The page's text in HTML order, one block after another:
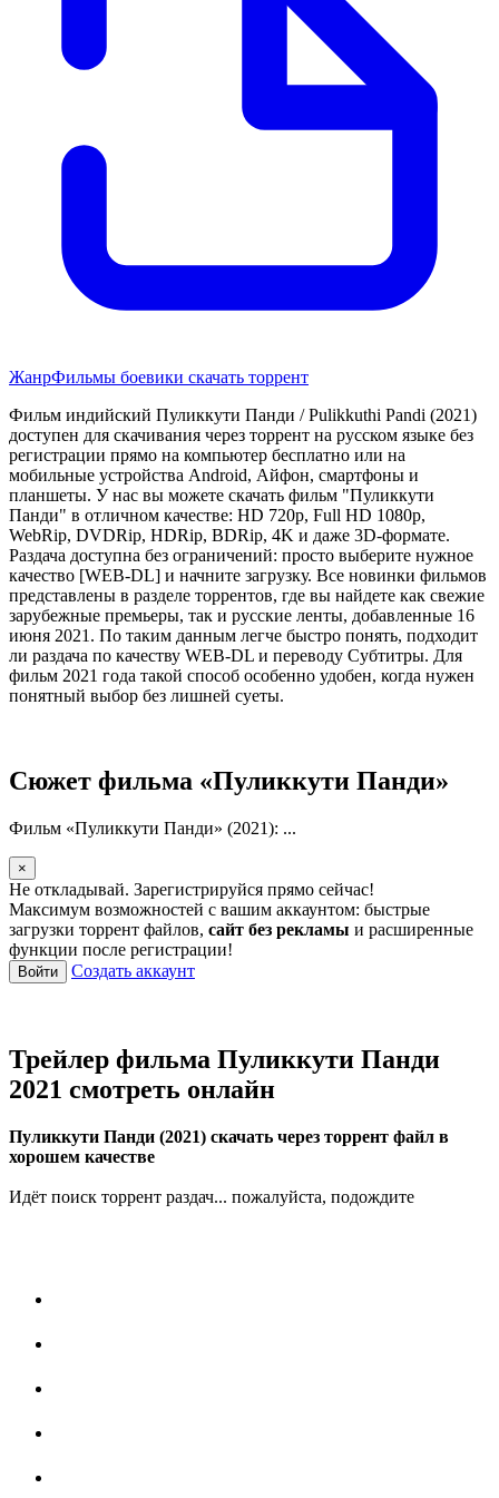
ЖанрФильмы боевики скачать торрент
Фильм индийский Пуликкути Панди / Pulikkuthi Pandi (2021)
доступен для скачивания через торрент на русском языке без
регистрации прямо на компьютер бесплатно или на
мобильные устройства Android, Айфон, смартфоны и
планшеты. У нас вы можете скачать фильм "Пуликкути
Панди" в отличном качестве: HD 720p, Full HD 1080p,
WebRip, DVDRip, HDRip, BDRip, 4K и даже 3D-формате.
Раздача доступна без ограничений: просто выберите нужное
качество [WEB-DL] и начните загрузку. Все новинки фильмов
представлены в разделе торрентов, где вы найдете как свежие
зарубежные премьеры, так и русские ленты, добавленные 16
июня 2021. По таким данным легче быстро понять, подходит
ли раздача по качеству WEB-DL и переводу Субтитры. Для
фильм 2021 года такой способ особенно удобен, когда нужен
понятный выбор без лишней суеты.
Сюжет фильма «Пуликкути Панди»
Фильм «Пуликкути Панди» (2021): ...
×
Не откладывай. Зарегистрируйся прямо сейчас!
Максимум возможностей с вашим аккаунтом: быстрые
загрузки торрент файлов, сайт без рекламы и расширенные
функции после регистрации!
Войти Создать аккаунт
Трейлер фильма Пуликкути Панди
2021 смотреть онлайн
Пуликкути Панди (2021) скачать через торрент файл в
хорошем качестве
Идёт поиск торрент раздач... пожалуйста, подождите